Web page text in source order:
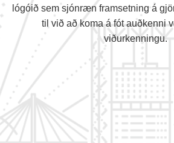
lógóið sem sjónræn framsetning á
til við að koma á fót auðkenni
viðurkenningu.